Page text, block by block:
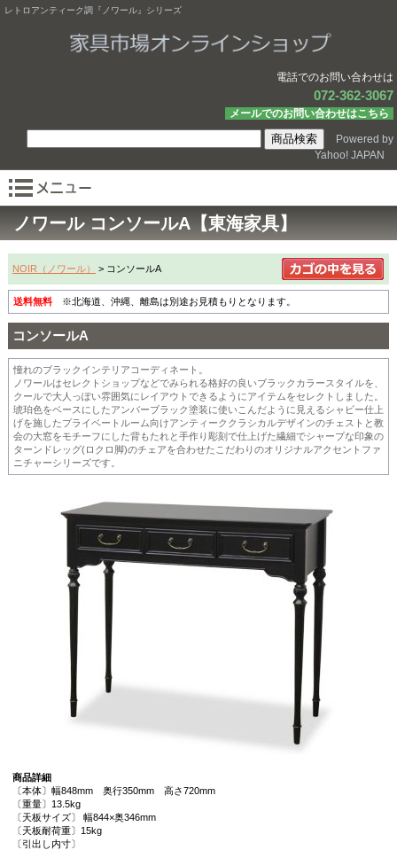
レトロアンティーク調『ノワール』シリーズ
電話でのお問い合わせは
072-362-3067
メールでのお問い合わせはこちら
Powered by
Yahoo! JAPAN
ノワール コンソールA【東海家具】
NOIR（ノワール） > コンソールA
送料無料※北海道、沖縄、離島は別途お見積もりとなります。
コンソールA
憧れのブラックインテリアコーディネート。
ノワールはセレクトショップなどでみられる格好の良いブラックカラースタイルを、
クールで大人っぽい雰囲気にレイアウトできるようにアイテムをセレクトしました。
琥珀色をベースにしたアンバーブラック塗装に使いこんだように見えるシャビー仕上
げを施したプライベートルーム向けアンティーククラシカルデザインのチェストと教
会の大窓をモチーフにした背もたれと手作り彫刻で仕上げた繊細でシャープな印象の
ターンドレッグ(ロクロ脚)のチェアを合わせたこだわりのオリジナルアクセントファ
ニチャーシリーズです。
商品詳細
〔本体〕幅848mm 奥行350mm 高さ720mm
〔重量〕13.5kg
〔天板サイズ〕 幅844×奥346mm
〔天板耐荷重〕15kg
〔引出し内寸〕